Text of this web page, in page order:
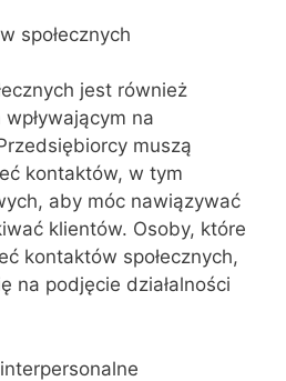
społecznych
jest również
na
muszą
kontaktów, w tym
aby móc nawiązywać
klientów. Osoby, które
kontaktów społecznych,
na podjęcie działalności